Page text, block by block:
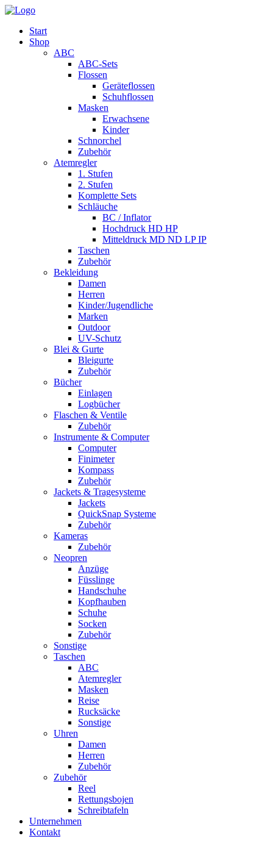
Start
Shop
ABC
ABC-Sets
Flossen
Geräteflossen
Schuhflossen
Masken
Erwachsene
Kinder
Schnorchel
Zubehör
Atemregler
1. Stufen
2. Stufen
Komplette Sets
Schläuche
BC / Inflator
Hochdruck HD HP
Mitteldruck MD ND LP IP
Taschen
Zubehör
Bekleidung
Damen
Herren
Kinder/Jugendliche
Marken
Outdoor
UV-Schutz
Blei & Gurte
Bleigurte
Zubehör
Bücher
Einlagen
Logbücher
Flaschen & Ventile
Zubehör
Instrumente & Computer
Computer
Finimeter
Kompass
Zubehör
Jackets & Tragesysteme
Jackets
QuickSnap Systeme
Zubehör
Kameras
Zubehör
Neopren
Anzüge
Füsslinge
Handschuhe
Kopfhauben
Schuhe
Socken
Zubehör
Sonstige
Taschen
ABC
Atemregler
Masken
Reise
Rucksäcke
Sonstige
Uhren
Damen
Herren
Zubehör
Zubehör
Reel
Rettungsbojen
Schreibtafeln
Unternehmen
Kontakt